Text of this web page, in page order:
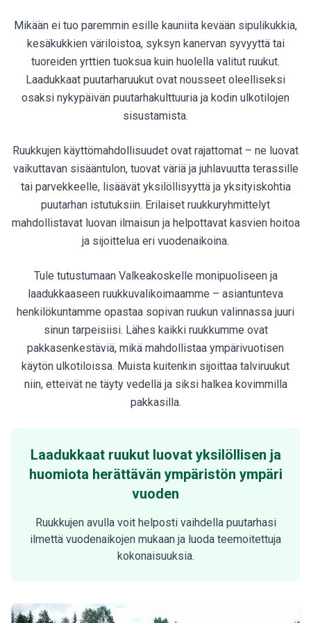
Mikään ei tuo paremmin esille kauniita kevään sipulikukkia,
kesäkukkien väriloistoa, syksyn kanervan syvyyttä tai
tuoreiden yrttien tuoksua kuin huolella valitut ruukut.
Laadukkaat puutarharuukut ovat nousseet oleelliseksi
osaksi nykypäivän puutarhakulttuuria ja kodin ulkotilojen
sisustamista.
Ruukkujen käyttömahdollisuudet ovat rajattomat – ne luovat
vaikuttavan sisääntulon, tuovat väriä ja juhlavuutta terassille
tai parvekkeelle, lisäävät yksilöllisyyttä ja yksityiskohtia
puutarhan istutuksiin. Erilaiset ruukkuryhmittelyt
mahdollistavat luovan ilmaisun ja helpottavat kasvien hoitoa
ja sijoittelua eri vuodenaikoina.
Tule tutustumaan Valkeakoskelle monipuoliseen ja
laadukkaaseen ruukkuvalikoimaamme – asiantunteva
henkilökuntamme opastaa sopivan ruukun valinnassa juuri
sinun tarpeisiisi. Lähes kaikki ruukkumme ovat
pakkasenkestäviä, mikä mahdollistaa ympärivuotisen
käytön ulkotiloissa. Muista kuitenkin sijoittaa talviruukut
niin, etteivät ne täyty vedellä ja siksi halkea kovimmilla
pakkasilla.
Laadukkaat ruukut luovat yksilöllisen ja
huomiota herättävän ympäristön ympäri
vuoden
Ruukkujen avulla voit helposti vaihdella puutarhasi
ilmettä vuodenaikojen mukaan ja luoda teemoitettuja
kokonaisuuksia.